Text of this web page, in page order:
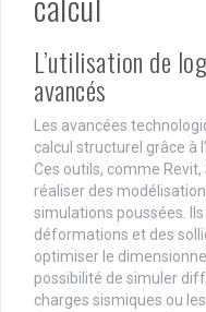
L’utilisation de
avancés
Les avancées
calcul structurel grâce à
Ces outils, comme
réaliser des
simulations poussées.
déformations et des
optimiser le
possibilité de simuler
charges sismiques ou